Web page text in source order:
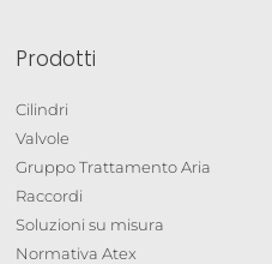
Prodotti
Cilindri
Valvole
Gruppo Trattamento Aria
Raccordi
Soluzioni su misura
Normativa Atex